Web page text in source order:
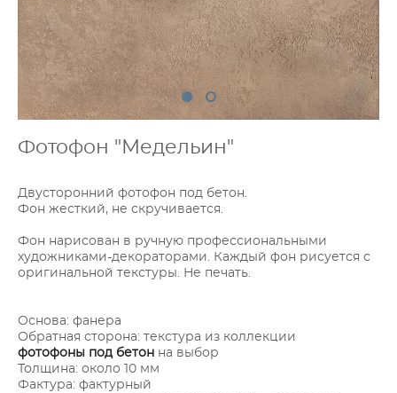
Фотофон "Медельин"
Двусторонний фотофон под бетон.
Фон жесткий, не скручивается.
Фон нарисован в ручную профессиональными
художниками-декораторами. Каждый фон рисуется с
оригинальной текстуры. Не печать.
Основа: фанера
Обратная сторона: текстура из коллекции
фотофоны под бетон на выбор
Толщина: около 10 мм
Фактура: фактурный